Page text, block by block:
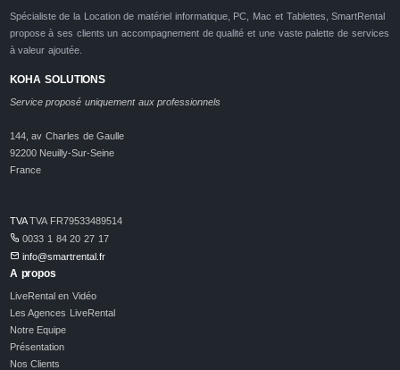
Spécialiste de la Location de matériel informatique, PC, Mac et Tablettes, SmartRental
propose à ses clients un accompagnement de qualité et une vaste palette de services
à valeur ajoutée.
KOHA SOLUTIONS
Service proposé uniquement aux professionnels
144, av Charles de Gaulle
92200 Neuilly-Sur-Seine
France
TVATVA FR79533489514
0033 1 84 20 27 17
info@smartrental.fr
A propos
LiveRental en Vidéo
Les Agences LiveRental
Notre Equipe
Présentation
Nos Clients